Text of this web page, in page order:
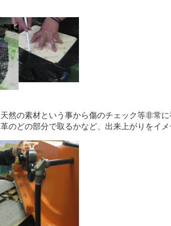
然の素材という事から傷のチェック等非常に
のどの部分で取るかなど、出来上がりをイ